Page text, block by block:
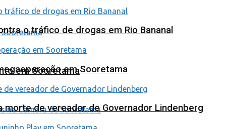
em Sooretama
o tráfico de drogas em Rio Bananal
em Sooretama
de vereador de Governador Lindenberg